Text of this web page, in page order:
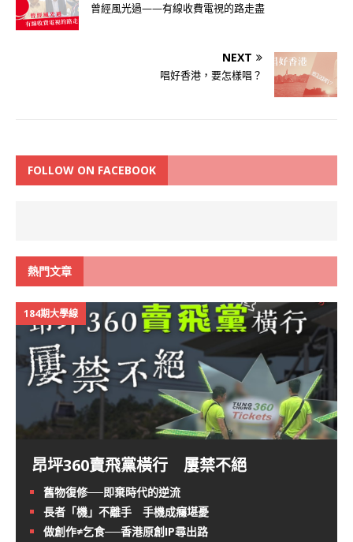
曾經風光過——有線收費電視的路走盡
NEXT
唱好香港，要怎樣唱？
FOLLOW ON FACEBOOK
熱門文章
184期大學線
昂坪360賣飛黨橫行 屢禁不絕
舊物復修──即棄時代的逆流
長者「機」不離手 手機成癮堪憂
做創作≠乞食──香港原創IP尋出路